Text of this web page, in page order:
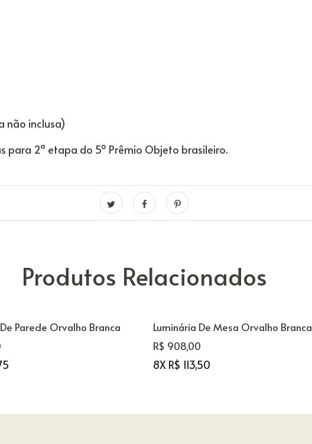
não inclusa)
para 2ª etapa do 5º Prêmio Objeto brasileiro.
Produtos Relacionados
Parede Orvalho Branca
Luminária De Mesa Orvalho Branca
R$ 908,00
8X R$ 113,50